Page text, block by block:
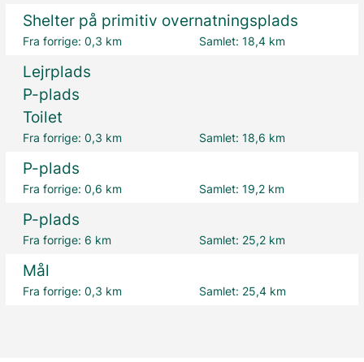
Shelter på primitiv overnatningsplads
Fra forrige:0,3 km Samlet: 18,4 km
Lejrplads
P-plads
Toilet
Fra forrige:0,3 km Samlet: 18,6 km
P-plads
Fra forrige:0,6 km Samlet: 19,2 km
P-plads
Fra forrige: 6 km Samlet: 25,2 km
Mål
Fra forrige:0,3 km Samlet: 25,4 km